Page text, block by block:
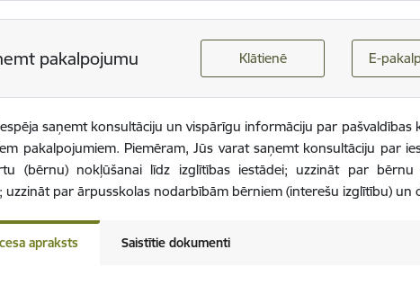
pakalpojumu Klātienē E-
saņemt konsultāciju un vispārīgu informāciju par pašvaldības
pakalpojumiem. Piemēram, Jūs varat saņemt konsultāciju par
(bērnu) nokļūšanai līdz izglītības iestādei; uzzināt par bērnu
uzzināt par ārpusskolas nodarbībām bērniem (interešu izglītību) un
apraksts Saistītie dokumenti